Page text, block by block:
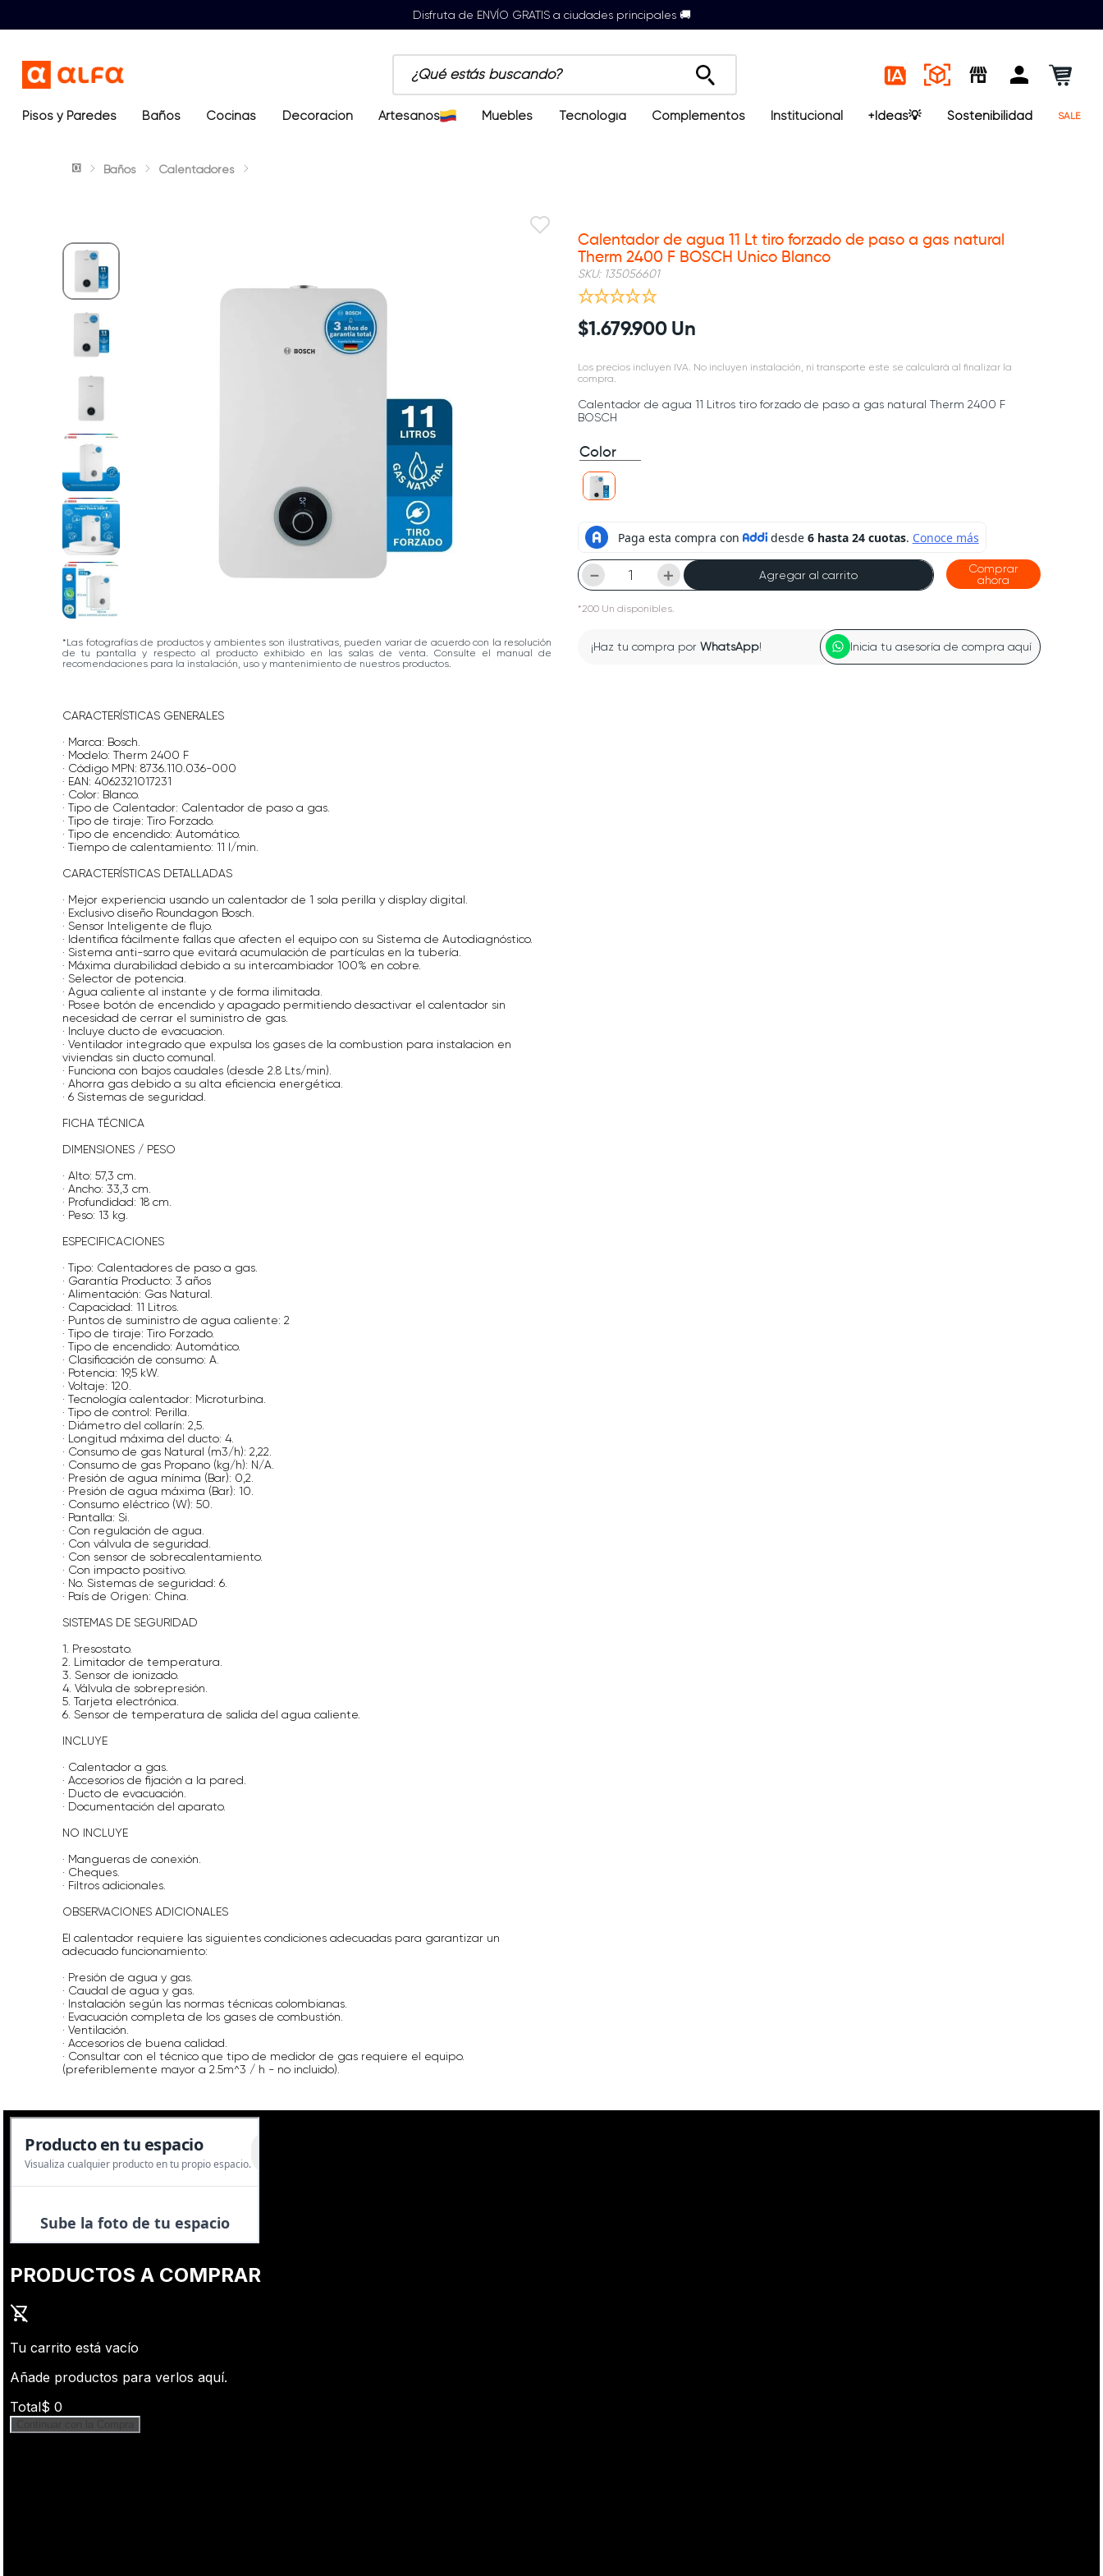
Disfruta de ENVÍO GRATIS a ciudades principales 🚚
¿Qué estás buscando?
Términos más buscados
2. sanitario
Pisos y Paredes Baños Cocinas Decoración Artesanos Muebles Tecnología Complementos Institucional +Ideas💡 Sostenibilidad SALE
Baños Calentadores
*Las fotografías de productos y ambientes son ilustrativas, pueden variar de acuerdo con la resolución
de tu pantalla y respecto al producto exhibido en las salas de venta. Consulte el manual de
recomendaciones para la instalación, uso y mantenimiento de nuestros productos.
CARACTERÍSTICAS GENERALES
· Marca: Bosch.
· Modelo: Therm 2400 F
· Código MPN: 8736.110.036-000
· EAN: 4062321017231
· Color: Blanco.
· Tipo de Calentador: Calentador de paso a gas.
· Tipo de tiraje: Tiro Forzado.
· Tipo de encendido: Automático.
· Tiempo de calentamiento: 11 l/min.
CARACTERÍSTICAS DETALLADAS
· Mejor experiencia usando un calentador de 1 sola perilla y display digital.
· Exclusivo diseño Roundagon Bosch.
· Sensor Inteligente de flujo.
· Identifica fácilmente fallas que afecten el equipo con su Sistema de Autodiagnóstico.
· Sistema anti-sarro que evitará acumulación de partículas en la tubería.
· Máxima durabilidad debido a su intercambiador 100% en cobre.
· Selector de potencia.
· Agua caliente al instante y de forma ilimitada.
· Posee botón de encendido y apagado permitiendo desactivar el calentador sin
necesidad de cerrar el suministro de gas.
· Incluye ducto de evacuacion.
· Ventilador integrado que expulsa los gases de la combustion para instalacion en
viviendas sin ducto comunal.
· Funciona con bajos caudales (desde 2.8 Lts/min).
· Ahorra gas debido a su alta eficiencia energética.
· 6 Sistemas de seguridad.
FICHA TÉCNICA
DIMENSIONES / PESO
· Alto: 57,3 cm.
· Ancho: 33,3 cm.
· Profundidad: 18 cm.
· Peso: 13 kg.
ESPECIFICACIONES
· Tipo: Calentadores de paso a gas.
· Garantía Producto: 3 años
· Alimentación: Gas Natural.
· Capacidad: 11 Litros.
· Puntos de suministro de agua caliente: 2
· Tipo de tiraje: Tiro Forzado.
· Tipo de encendido: Automático.
· Clasificación de consumo: A.
· Potencia: 19,5 kW.
· Voltaje: 120.
· Tecnología calentador: Microturbina.
· Tipo de control: Perilla.
· Diámetro del collarín: 2,5.
· Longitud máxima del ducto: 4.
· Consumo de gas Natural (m3/h): 2,22.
· Consumo de gas Propano (kg/h): N/A.
· Presión de agua mínima (Bar): 0,2.
· Presión de agua máxima (Bar): 10.
· Consumo eléctrico (W): 50.
· Pantalla: Si.
· Con regulación de agua.
· Con válvula de seguridad.
· Con sensor de sobrecalentamiento.
· Con impacto positivo.
· No. Sistemas de seguridad: 6.
· País de Origen: China.
SISTEMAS DE SEGURIDAD
1. Presostato.
2. Limitador de temperatura.
3. Sensor de ionizado.
4. Válvula de sobrepresión.
5. Tarjeta electrónica.
6. Sensor de temperatura de salida del agua caliente.
INCLUYE
· Calentador a gas.
· Accesorios de fijación a la pared.
· Ducto de evacuación.
· Documentación del aparato.
NO INCLUYE
· Mangueras de conexión.
· Cheques.
· Filtros adicionales.
OBSERVACIONES ADICIONALES
El calentador requiere las siguientes condiciones adecuadas para garantizar un
adecuado funcionamiento:
· Presión de agua y gas.
· Caudal de agua y gas.
· Instalación según las normas técnicas colombianas.
· Evacuación completa de los gases de combustión.
· Ventilación.
· Accesorios de buena calidad.
· Consultar con el técnico que tipo de medidor de gas requiere el equipo.
(preferiblemente mayor a 2.5m^3 / h - no incluido).
Calentador de agua 11 Lt tiro forzado de paso a gas natural
Therm 2400 F BOSCH Unico Blanco
SKU: 135056601
$1 .679.900 Un
Los precios incluyen IVA. No incluyen instalación, ni transporte este se calculará al finalizar la
compra.
Calentador de agua 11 Litros tiro forzado de paso a gas natural Therm 2400 F
BOSCH
Color
＋
－ Agregar al carrito
*200 Un disponibles.
Comprar
ahora
¡Haz tu compra por WhatsApp! Inicia tu asesoría de compra aquí